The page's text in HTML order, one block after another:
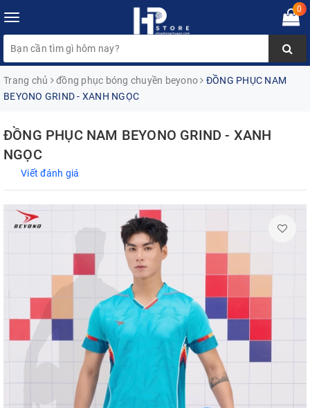
Toggle
navigation
0
Trang chủ đồng phục bóng chuyền beyono
ĐỒNG PHỤC NAM
BEYONO GRIND - XANH NGỌC
ĐỒNG PHỤC NAM BEYONO GRIND - XANH
NGỌC
Viết đánh giá